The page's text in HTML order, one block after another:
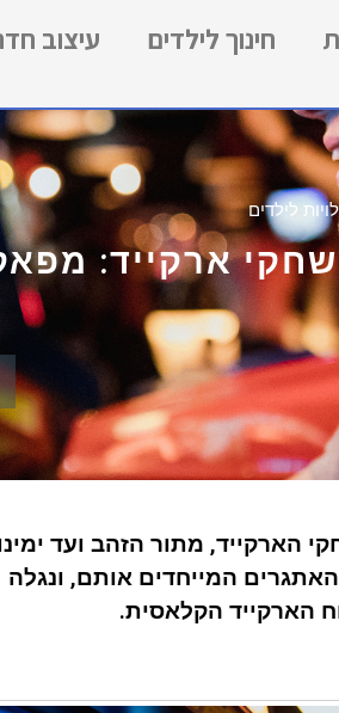
חינוך לילדים עיצוב
לילדים
ארקייד:
מתור הזהב ועד
המייחדים אותם, ונגלה
הארקייד הקלאסית.